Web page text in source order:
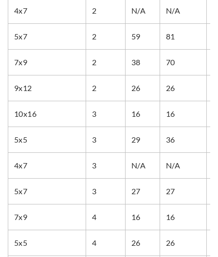
4x7 2 N/A N/A
5x7 2 59 81
7x9 2 38 70
9x12 2 26 26
10x16 3 16 16
5x5 3 29 36
4x7 3 N/A N/A
5x7 3 27 27
7x9 4 16 16
5x5 4 26 26